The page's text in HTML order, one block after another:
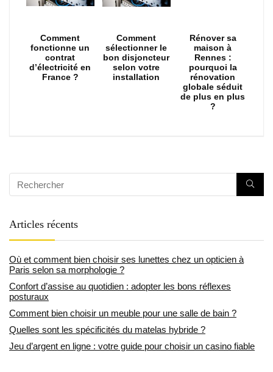
Comment
fonctionne un
contrat
d’électricité en
France ?
Comment
sélectionner le
bon disjoncteur
selon votre
installation
Rénover sa
maison à
Rennes :
pourquoi la
rénovation
globale séduit
de plus en plus
?
Articles récents
Où et comment bien choisir ses lunettes chez un opticien à
Paris selon sa morphologie ?
Confort d’assise au quotidien : adopter les bons réflexes
posturaux
Comment bien choisir un meuble pour une salle de bain ?
Quelles sont les spécificités du matelas hybride ?
Jeu d’argent en ligne : votre guide pour choisir un casino fiable